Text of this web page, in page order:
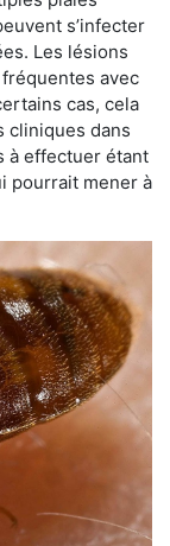
s’infecter
Les lésions
avec
cas, cela
cliniques dans
à effectuer étant
pourrait mener à